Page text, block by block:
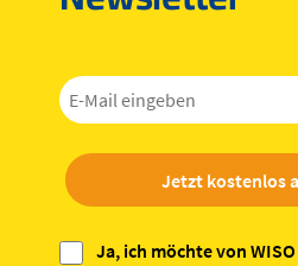
Ja, ich möchte von
Jetzt kostenlos